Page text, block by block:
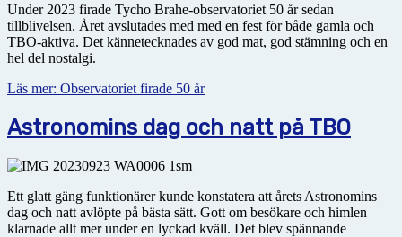
Under 2023 firade Tycho Brahe-observatoriet 50 år sedan
tillblivelsen. Året avslutades med med en fest för både gamla och
TBO-aktiva. Det kännetecknades av god mat, god stämning och en
hel del nostalgi.
Läs mer: Observatoriet firade 50 år
Astronomins dag och natt på TBO
Ett glatt gäng funktionärer kunde konstatera att årets Astronomins
dag och natt avlöpte på bästa sätt. Gott om besökare och himlen
klarnade allt mer under en lyckad kväll. Det blev spännande